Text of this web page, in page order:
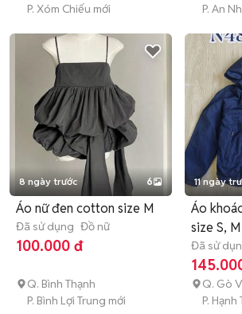
P. Xóm Chiếu mới
P. An
8 ngày trước 6
Áo nữ đen cotton size M
Đã sử dụng Đồ nữ
100.000 đ
Q. Bình Thạnh
P. Bình Lợi Trung mới
11 ngày
Áo
size S, M
Đã sử
Q. Gò
P.